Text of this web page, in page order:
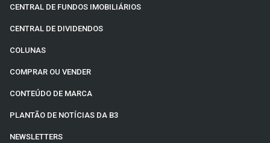
CENTRAL DE FUNDOS IMOBILIÁRIOS
CENTRAL DE DIVIDENDOS
COLUNAS
COMPRAR OU VENDER
CONTEÚDO DE MARCA
PLANTÃO DE NOTÍCIAS DA B3
NEWSLETTERS